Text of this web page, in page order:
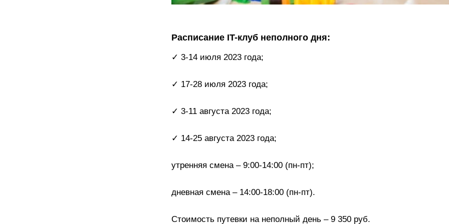
Расписание IT-клуб неполного дня:
✓ 3-14 июля 2023 года;
✓ 17-28 июля 2023 года;
✓ 3-11 августа 2023 года;
✓ 14-25 августа 2023 года;
утренняя смена – 9:00-14:00 (пн-пт);
дневная смена – 14:00-18:00 (пн-пт).
Стоимость путевки на неполный день – 9 350 руб.